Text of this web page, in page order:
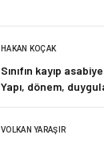
HAKAN KOÇAK
Sınıfın kayıp
Yapı, dönem,
VOLKAN YARAŞIR